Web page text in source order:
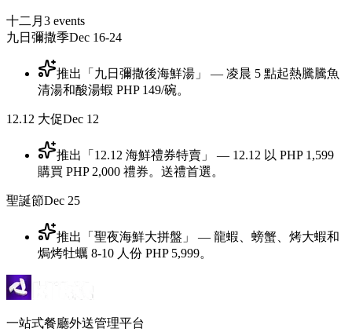
十二月 3 events
九日彌撒季Dec 16-24
推出「九日彌撒後海鮮湯」 — 凌晨 5 點起熱騰騰魚
清湯和酸湯蝦 PHP 149/碗。
12.12 大促Dec 12
推出「12.12 海鮮禮券特賣」 — 12.12 以 PHP 1,599
購買 PHP 2,000 禮券。送禮首選。
聖誕節Dec 25
推出「聖夜海鮮大拼盤」 — 龍蝦、螃蟹、烤大蝦和
焗烤牡蠣 8-10 人份 PHP 5,999。
一站式餐廳外送管理平台